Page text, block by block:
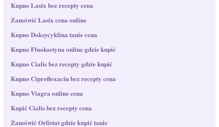
Kupno Lasix bez recepty cena
Zamówić Lasix cena online
Kupno Doksycyklina tanie cena
Kupno Fluoksetyna​ online gdzie kupić
Kupno Cialis bez recepty gdzie kupić
Kupno Ciprofloxacin bez recepty cena
Kupno Viagra online cena
Kupić Cialis bez recepty cena
Zamówić Orlistat gdzie kupić tanie